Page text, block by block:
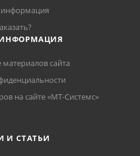
информация
сайта
на сайте «МТ-Системс»
И СТАТЬИ